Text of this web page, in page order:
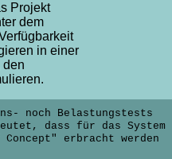
Projekt
dem
in einer
den
noch Belastungstests
dass für das System
erbracht werden